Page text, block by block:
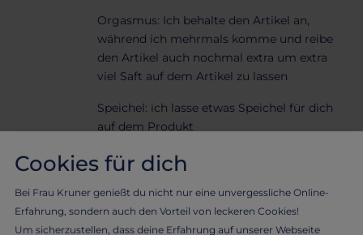
Orgasmus: Ich behalte den Artikel an,
während ich mehrmals komme und reibe
den Artikel auch nochmal extra um extra
viel Saft auf dem Artikel zu lassen
Speichel: ich lasse etwas Speichel für dich
auf dem Produkt
Haare: ich lasse ein paar Haarspuren auf
Kopfhaare)
Beim Sex getragen: Ich trage den Artikel
Cookies für dich
Bei Frau Kruner genießt du nicht nur eine unvergessliche Online-
Erfahrung, sondern auch den Vorteil von leckeren Cookies!
Um sicherzustellen, dass deine Erfahrung auf unserer Webseite